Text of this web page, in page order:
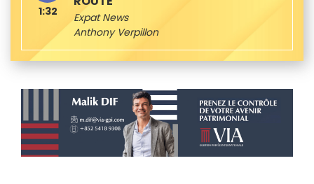
Expat News
Anthony Verpillon
1:32